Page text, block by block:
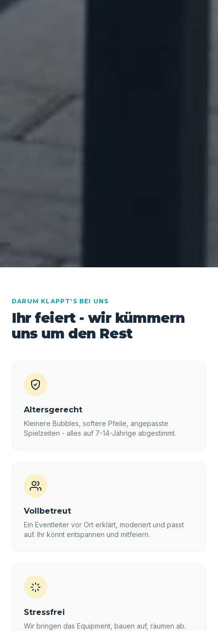
DARUM KLAPPT'S BEI UNS
Ihr feiert - wir kümmern
uns um den Rest
Altersgerecht
Kleinere Bubbles, softere Pfeile, angepasste
Spielzeiten - alles auf 7-14-Jährige abgestimmt.
Vollbetreut
Ein Eventleiter vor Ort erklärt, moderiert und passt
auf. Ihr könnt entspannen und mitfeiern.
Stressfrei
Wir bringen das Equipment, bauen auf, räumen ab.